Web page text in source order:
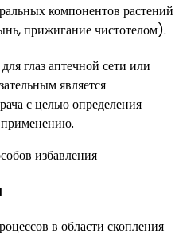
компонентов растений
прижигание чистотелом).
глаз аптечной сети или
является
с целью определения
применению.
в области скопления